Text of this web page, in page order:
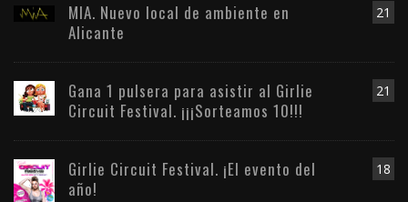
21
MIA. Nuevo local de ambiente en
Alicante
21
Gana 1 pulsera para asistir al Girlie
Circuit Festival. ¡¡¡Sorteamos 10!!!
18
Girlie Circuit Festival. ¡El evento del
año!